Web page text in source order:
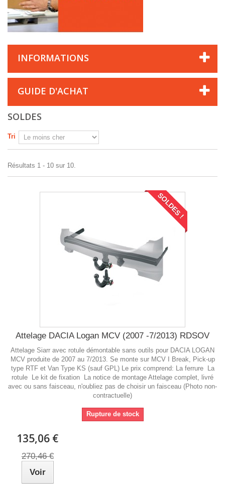
INFORMATIONS
GUIDE D'ACHAT
SOLDES
Tri
Résultats 1 - 10 sur 10.
SOLDES !
Attelage DACIA Logan MCV (2007 -7/2013) RDSOV
Attelage Siarr avec rotule démontable sans outils pour DACIA LOGAN
MCV produite de 2007 au 7/2013. Se monte sur MCV I Break, Pick-up
type RTF et Van Type KS (sauf GPL) Le prix comprend: La ferrure La
rotule Le kit de fixation La notice de montage Attelage complet, livré
avec ou sans faisceau, n'oubliez pas de choisir un faisceau (Photo non-
contractuelle)
Rupture de stock
135,06 €
270,46 €
Voir